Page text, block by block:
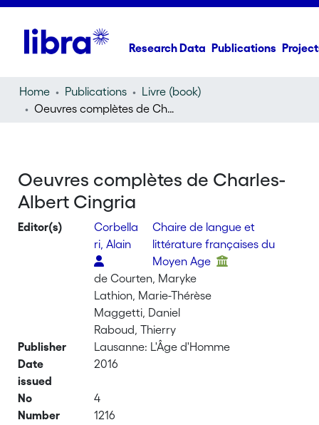
Research Data Publications
Home Publications
Livre (book)
Oeuvres complètes de Charles-Albert Cingria
Oeuvres complètes de Charles-
Albert Cingria
Editor(s)
Corbella
ri, Alain
Chaire de langue et
littérature françaises du
Moyen Age
de Courten, Maryke
Lathion, Marie-Thérèse
Maggetti, Daniel
Raboud, Thierry
Publisher
Lausanne: L'Âge d'Homme
Date
issued
2016
No
4
Number
1216